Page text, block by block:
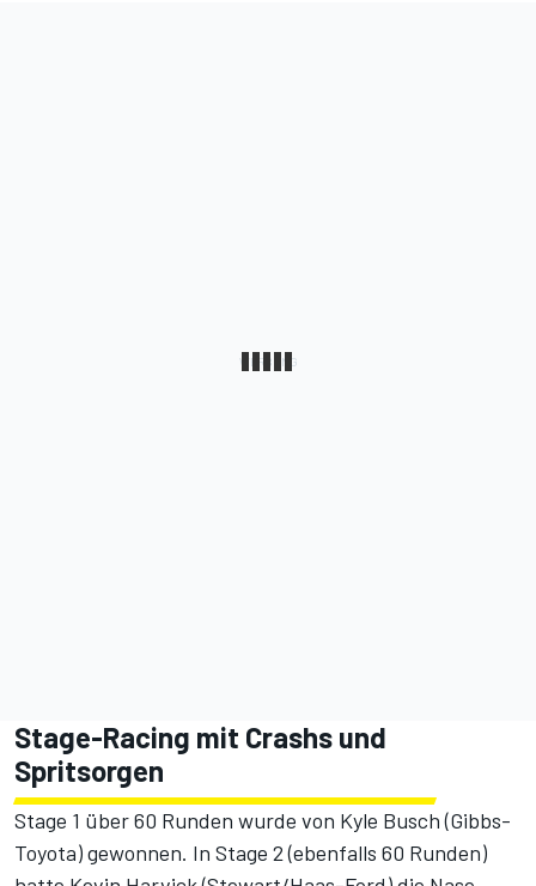
Stage-Racing mit Crashs und
Spritsorgen
Stage 1 über 60 Runden wurde von Kyle Busch (Gibbs-
Toyota) gewonnen. In Stage 2 (ebenfalls 60 Runden)